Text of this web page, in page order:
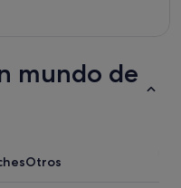
mundo de
Otros